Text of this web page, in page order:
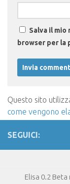
Salva il mio
browser per la
Questo sito
come vengono
SEGUICI:
Elisa 0.2